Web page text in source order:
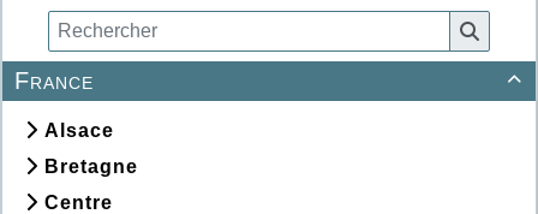

France
Alsace
Bretagne
Centre